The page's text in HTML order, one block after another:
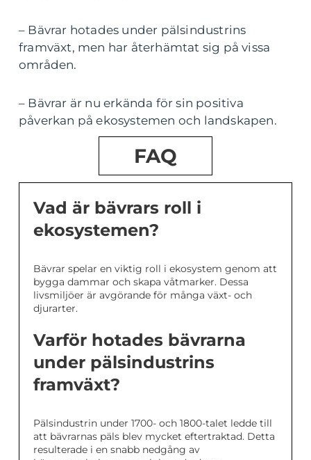
– Bävrar hotades under pälsindustrins
framväxt, men har återhämtat sig på vissa
områden.
– Bävrar är nu erkända för sin positiva
påverkan på ekosystemen och landskapen.
FAQ
Vad är bävrars roll i
ekosystemen?
Bävrar spelar en viktig roll i ekosystem genom att
bygga dammar och skapa våtmarker. Dessa
livsmiljöer är avgörande för många växt- och
djurarter.
Varför hotades bävrarna
under pälsindustrins
framväxt?
Pälsindustrin under 1700- och 1800-talet ledde till
att bävrarnas päls blev mycket eftertraktad. Detta
resulterade i en snabb nedgång av